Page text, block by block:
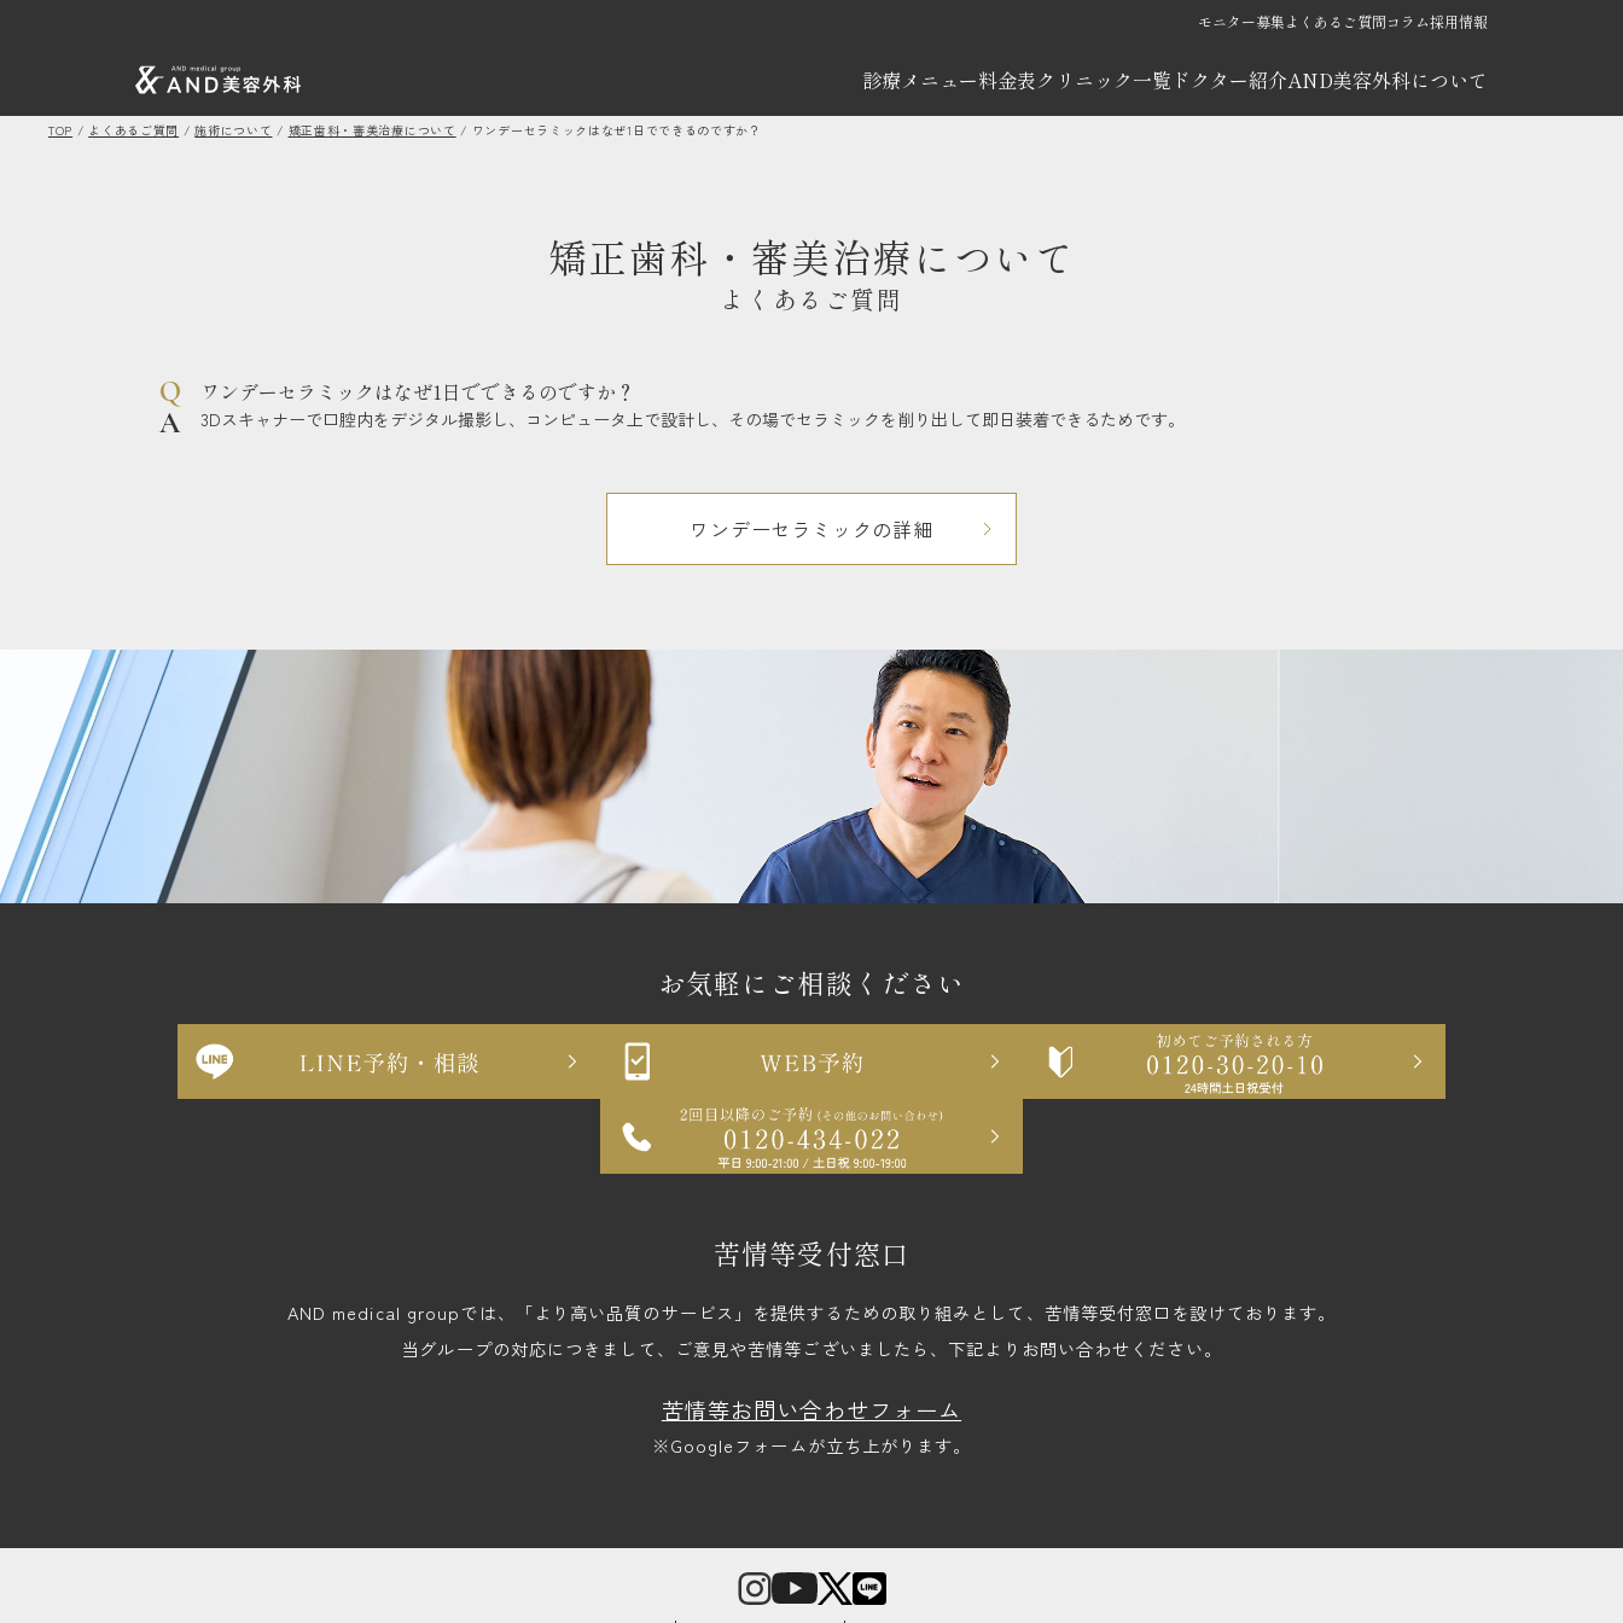
モニター募集よくあるご質問コラム採用情報
診療メニュー料金表クリニック一覧 ドクター紹介AND美容外科について
TOP / よくあるご質問 /施術について / 矯正歯科・審美治療について / ワンデーセラミックはなぜ1日でできるのですか？
矯正歯科・審美治療について
よくあるご質問
ワンデーセラミックはなぜ1日でできるのですか？
3Dスキャナーで口腔内をデジタル撮影し、コンピュータ上で設計し、その場でセラミックを削り出して即日装着できるためです。
ワンデーセラミックの詳細
お気軽にご相談ください
苦情等受付窓口
AND medical groupでは、「より高い品質のサービス」を提供するための取り組みとして、苦情等受付窓口を設けております。
当グループの対応につきまして、ご意見や苦情等ございましたら、下記よりお問い合わせください。
苦情等お問い合わせフォーム
※Googleフォームが立ち上がります。